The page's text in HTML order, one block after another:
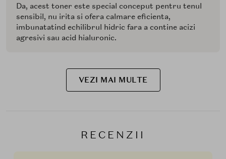
Da, acest toner este special conceput pentru tenul
sensibil, nu irita si ofera calmare eficienta,
imbunatatind echilibrul hidric fara a contine acizi
agresivi sau acid hialuronic.
VEZI MAI MULTE
RECENZII